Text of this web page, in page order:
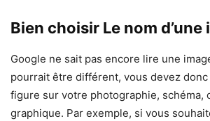
Bien choisir Le nom d’une
Google ne sait pas encore lire une
pourrait être différent, vous devez
figure sur votre photographie, schéma,
graphique. Par exemple, si vous